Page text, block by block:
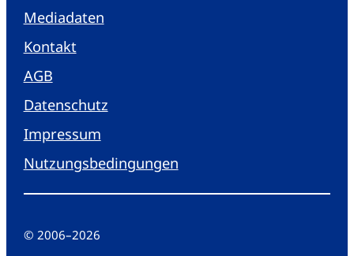
Mediadaten
Kontakt
AGB
Datenschutz
Impressum
Nutzungsbedingungen
© 2006–2026